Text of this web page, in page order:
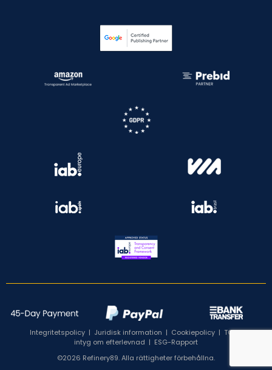
Integritetspolicy | Juridisk information | Cookiepolicy | TCF:s
intyg om efterlevnad | ESG-Rapport
©2026 Refinery89. Alla rättigheter förbehållna.